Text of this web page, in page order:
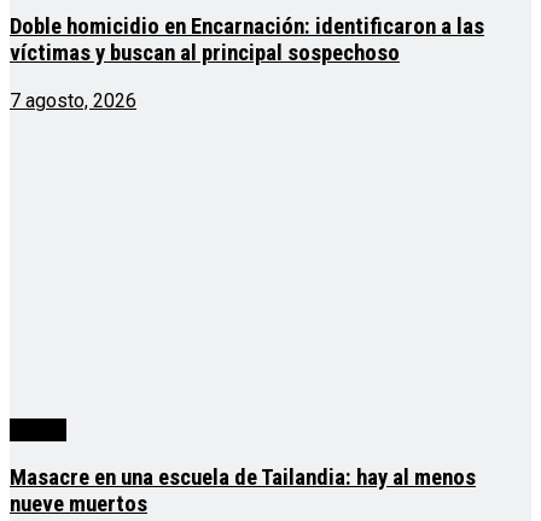
Doble homicidio en Encarnación: identificaron a las
víctimas y buscan al principal sospechoso
7 agosto, 2026
Masacre en una escuela de Tailandia: hay al menos
nueve muertos